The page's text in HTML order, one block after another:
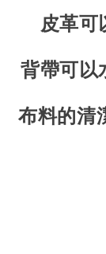
皮革可
背帶可以
布料的清